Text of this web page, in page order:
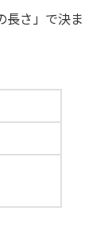
長さ」で決ま